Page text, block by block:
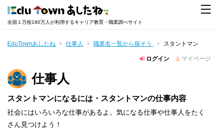
全国１万校180万人が利用するキャリア教育・職業調べサイト
EduTownあしたね 仕事人 職業名一覧から探そう スタントマン
ログイン マイページ
仕事人
スタントマンになるには・スタントマンの仕事内容
社会にはいろいろな仕事があるよ。気になる仕事や仕事人をたく
さん見つけよう！